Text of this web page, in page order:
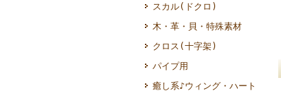
スカル(ドクロ)
木・革・貝・特殊素材
クロス(十字架)
パイプ用
癒し系♪ウィング・ハート